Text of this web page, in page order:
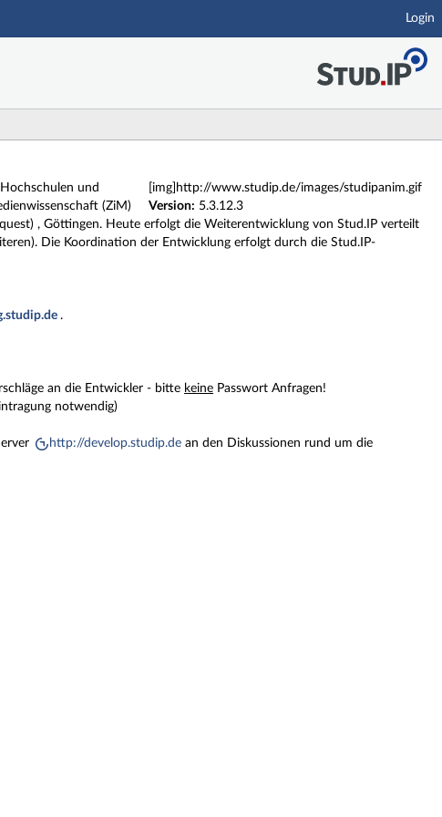
Login
[img]http://www.studip.de/images/studipanim.gif
Version: 5.3.12.3
und
(ZiM)
, Göttingen. Heute erfolgt die Weiterentwicklung von Stud.IP verteilt
Die Koordination der Entwicklung erfolgt durch die Stud.IP-
.
an die Entwickler - bitte keine Passwort Anfragen!
notwendig)
http://develop.studip.de an den Diskussionen rund um die